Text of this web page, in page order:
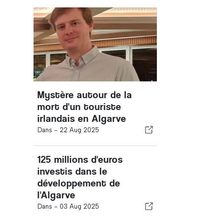
Mystère autour de la
mort d'un touriste
irlandais en Algarve
Dans - 22 Aug 2025
125 millions d'euros
investis dans le
développement de
l'Algarve
Dans - 03 Aug 2025